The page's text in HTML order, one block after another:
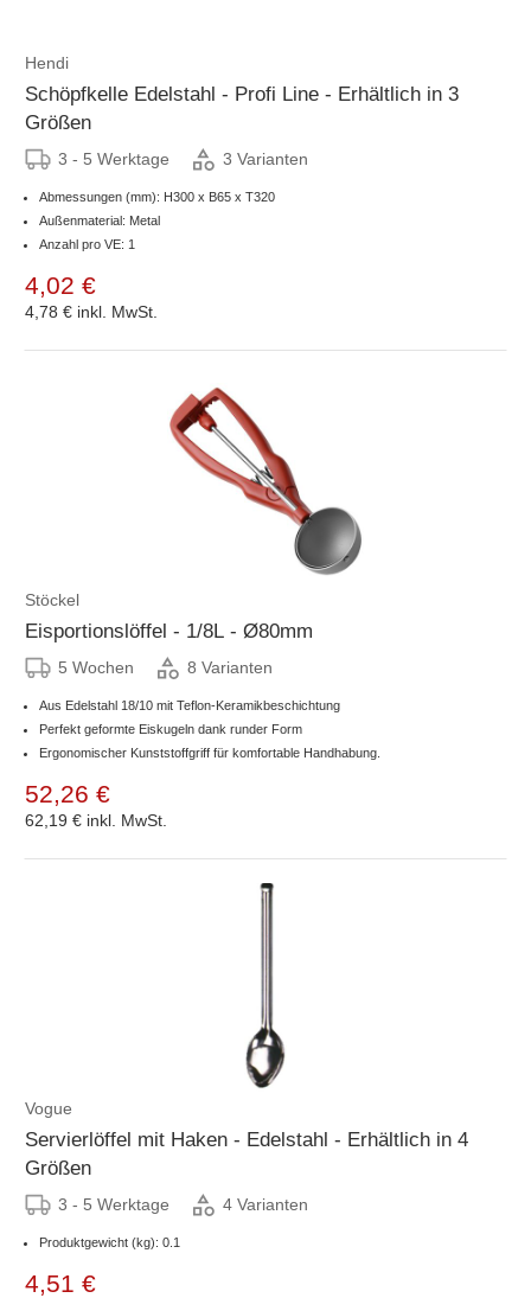
Hendi
Schöpfkelle Edelstahl - Profi Line - Erhältlich in 3
Größen
3 - 5 Werktage 3 Varianten
Abmessungen (mm): H300 x B65 x T320
Außenmaterial: Metal
Anzahl pro VE: 1
4,02 €
4,78 € inkl. MwSt.
Stöckel
Eisportionslöffel - 1/8L - Ø80mm
5 Wochen 8 Varianten
Aus Edelstahl 18/10 mit Teflon-Keramikbeschichtung
Perfekt geformte Eiskugeln dank runder Form
Ergonomischer Kunststoffgriff für komfortable Handhabung.
52,26 €
62,19 € inkl. MwSt.
Vogue
Servierlöffel mit Haken - Edelstahl - Erhältlich in 4
Größen
3 - 5 Werktage 4 Varianten
Produktgewicht (kg): 0.1
4,51 €